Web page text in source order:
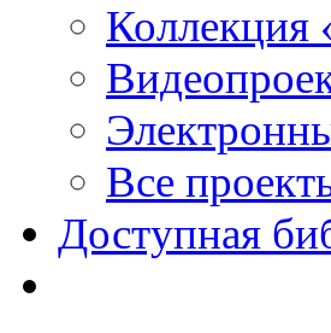
Коллекция
Все
Доступная